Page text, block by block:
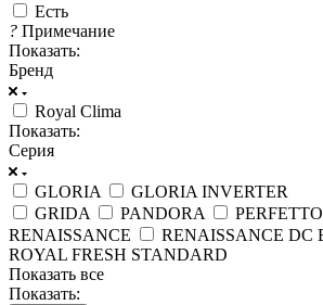
Есть
? Примечание
Показать:
Бренд
Royal Clima
Показать:
Серия
GLORIA
GLORIA INVERTER
GRIDA
PANDORA
RENAISSANCE
RENAISSANCE DC
ROYAL FRESH STANDARD
Показать все
Показать: